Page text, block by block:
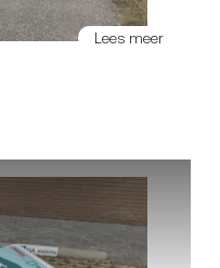
Lees meer